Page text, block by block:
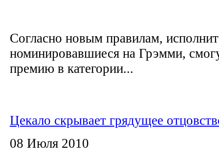
Согласно новым правилам,
номинировавшиеся на Грэмми,
премию в категории...
Цекало скрывает грядущее
08 Июля 2010